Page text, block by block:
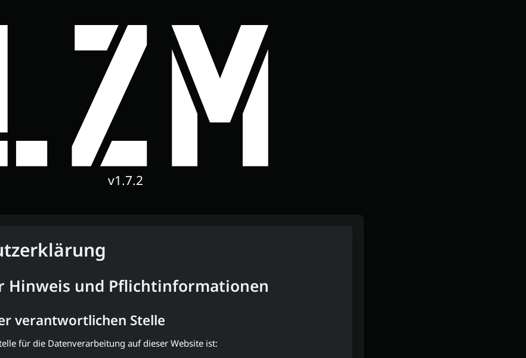
v1.7.2
Hinweis und Pflichtinformationen
verantwortlichen Stelle
für die Datenverarbeitung auf dieser Website ist: